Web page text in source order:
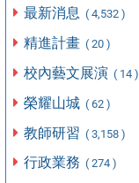
最新消息 ( 4,532 )
精進計畫 ( 20 )
校內藝文展演 ( 14 )
榮耀山城 ( 62 )
教師研習 ( 3,158 )
行政業務 ( 274 )